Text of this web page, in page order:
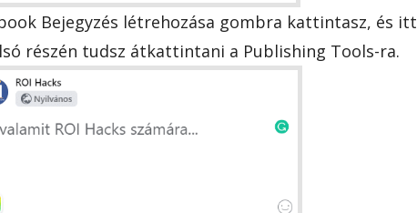
Bejegyzés létrehozása gombra kattintasz, és itt
részén tudsz átkattintani a Publishing Tools-ra.